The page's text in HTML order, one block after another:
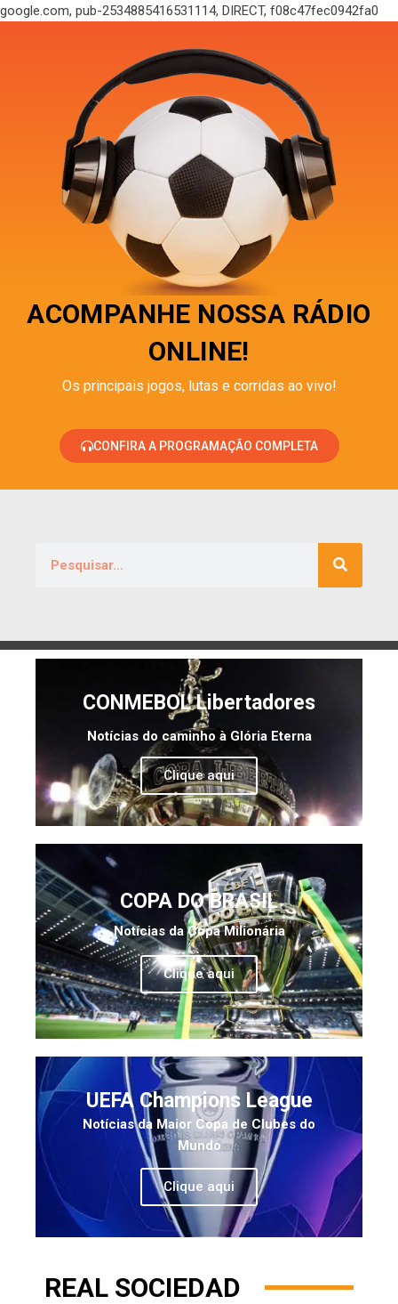
google.com, pub-2534885416531114, DIRECT, f08c47fec0942fa0
ACOMPANHE NOSSA RÁDIO
ONLINE!
Os principais jogos, lutas e corridas ao vivo!
CONFIRA A PROGRAMAÇÃO COMPLETA
CONMEBOL Libertadores
Notícias do caminho à Glória Eterna
Clique aqui
COPA DO BRASIL
Notícias da Copa Milionária
Clique aqui
UEFA Champions League
Notícias da Maior Copa de Clubes do
Mundo
Clique aqui
REAL SOCIEDAD